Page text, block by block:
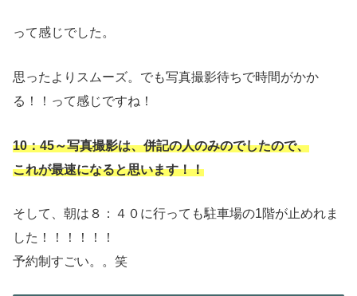
って感じでした。
思ったよりスムーズ。でも写真撮影待ちで時間がかか
る！！って感じですね！
10：45～写真撮影は、併記の人のみのでしたので、
これが最速になると思います！！
そして、朝は８：４０に行っても駐車場の1階が止めれま
した！！！！！！
予約制すごい。。笑